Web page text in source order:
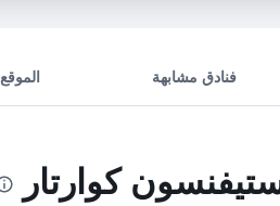
فنادق مشابهة الموقع
كوارتار